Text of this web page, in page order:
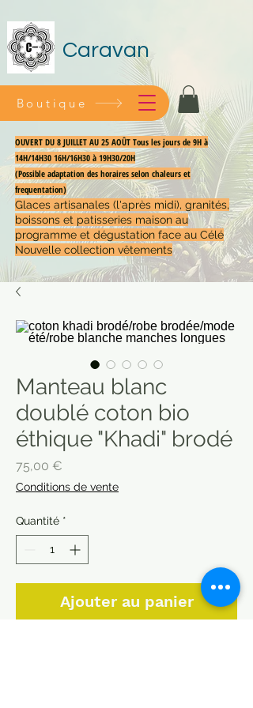
Caravan
OUVERT DU 8 JUILLET AU 25 AOÛT Tous les jours de 9H à
14H/14H30 16H/16H30 à 19H30/20H
(Possible adaptation des horaires selon chaleurs et
frequentation)
Glaces artisanales (l'après midi), granités,
boissons et patisseries maison au
programme et dégustation face au Célé
Nouvelle collection vêtements
Boutique
Manteau blanc
doublé coton bio
éthique "Khadi" brodé
75,00 €
Conditions de vente
Quantité *
Ajouter au panier